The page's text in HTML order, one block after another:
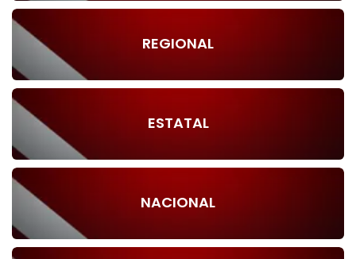
REGIONAL
ESTATAL
NACIONAL